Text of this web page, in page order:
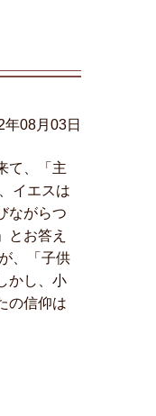
年08月03日
て、「主
イエスは
ながらつ
とお答え
、「子供
かし、小
の信仰は